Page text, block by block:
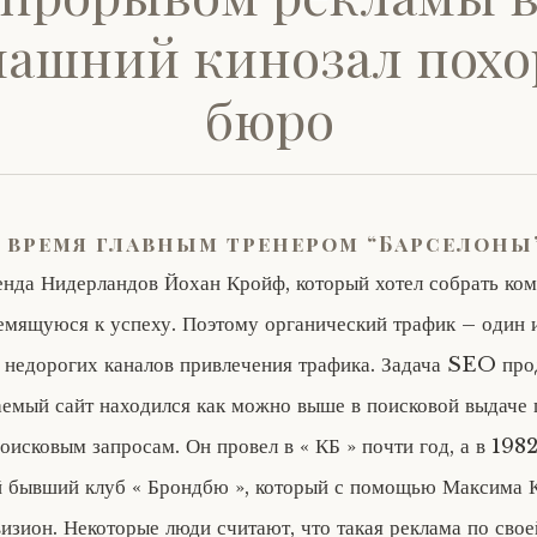
кинозал
бюро
время главным тренером
Нидерландов Йохан Кройф, который хотел собрать
к успеху. Поэтому органический трафик – один
недорогих каналов привлечения трафика. Задача SEO
сайт находился как можно выше в поисковой выдаче
запросам. Он провел в « КБ » почти год, а в
бывший клуб « Брондбю », который с помощью Максима
Некоторые люди считают, что такая реклама по